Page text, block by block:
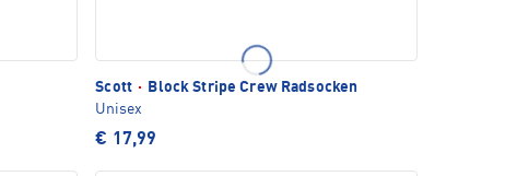
Scott ·
Block Stripe Crew Radsocken
Unisex
€ 17,99